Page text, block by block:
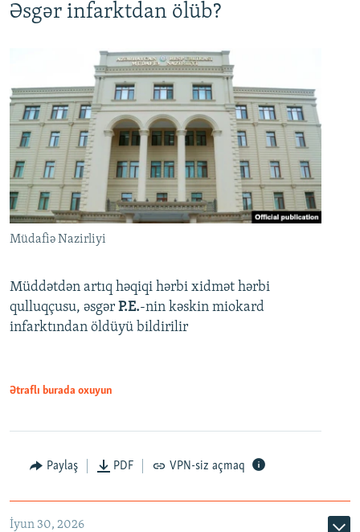
Əsgər infarktdan ölüb?
Müdafiə Nazirliyi
Müddətdən artıq həqiqi hərbi xidmət hərbi
qulluqçusu, əsgər P.E.-nin kəskin miokard
infarktından öldüyü bildirilir
Ətraflı burada oxuyun
Paylaş PDF VPN-siz açmaq
İyun 30, 2026